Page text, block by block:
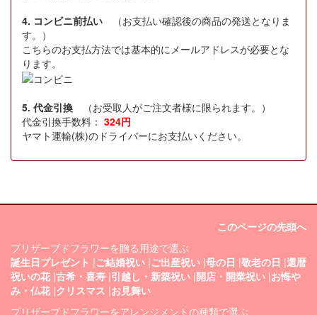
4. コンビニ前払い （お支払い確認後の商品の発送となりま
す。）
こちらのお支払方法では基本的にメールアドレスが必要とな
ります。
5. 代金引換 （お受取人がご注文者様に限られます。）
代金引換手数料： 324円
ヤマト運輸(株)のドライバーにお支払いください。
このページの先頭へ
プリザーブドフラワーを贈る用途で選ぶ
誕生日プレゼント |ご結婚祝い |ご出産祝い |母の日 |敬老の日 |還暦
祝いの花 |古希・喜寿 |引越し・新築祝い |開店・開業祝い |お悔や
み・仏花 |クリスマス |お見舞い
プリザーブドフラワーをアレンジメントの種類で選ぶ